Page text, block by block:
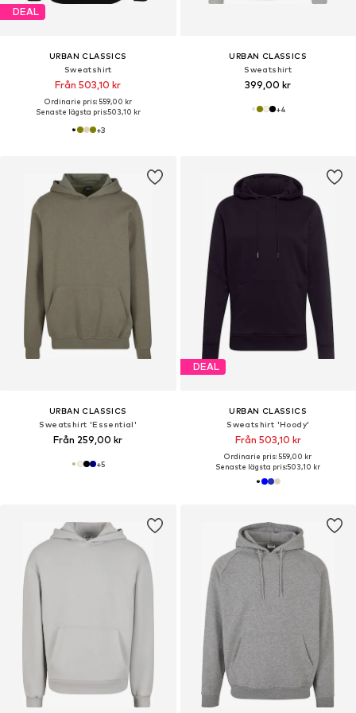
DEAL
URBAN CLASSICS
Sweatshirt
Från 503,10 kr
Ordinarie pris: 559,00 kr
Senaste lägsta pris:503,10 kr
+3
URBAN CLASSICS
Sweatshirt
399,00 kr
+4
URBAN CLASSICS
Sweatshirt 'Essential'
Från 259,00 kr
+5
DEAL
URBAN CLASSICS
Sweatshirt 'Hoody'
Från 503,10 kr
Ordinarie pris: 559,00 kr
Senaste lägsta pris:503,10 kr